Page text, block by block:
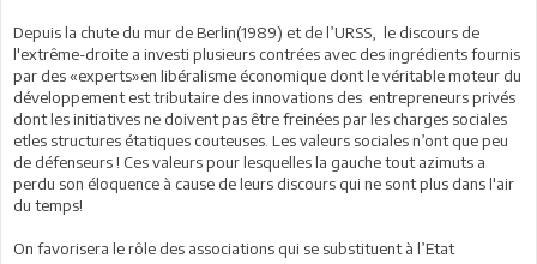
Depuis la chute du mur de Berlin(1989) et de l’URSS, le discours de
l'extrême-droite a investi plusieurs contrées avec des ingrédients fournis
par des «experts»en libéralisme économique dont le véritable moteur du
développement est tributaire des innovations des entrepreneurs privés
dont les initiatives ne doivent pas être freinées par les charges sociales
etles structures étatiques couteuses. Les valeurs sociales n’ont que peu
de défenseurs ! Ces valeurs pour lesquelles la gauche tout azimuts a
perdu son éloquence à cause de leurs discours qui ne sont plus dans l'air
du temps!
On favorisera le rôle des associations qui se substituent à l’Etat